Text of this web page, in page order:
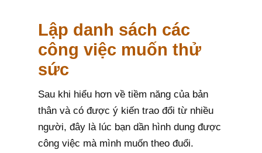
Lập danh sách các
công việc muốn thử
sức
Sau khi hiểu hơn về tiềm năng của bản
thân và có được ý kiến trao đổi từ nhiều
người, đây là lúc bạn dần hình dung được
công việc mà mình muốn theo đuổi.